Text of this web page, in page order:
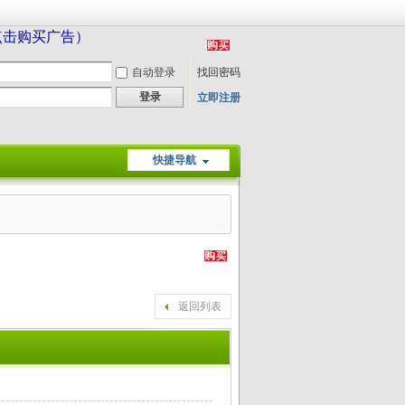
购买广告）
自动登录
找回密码
登录 立即注册
快捷导航
返回列表